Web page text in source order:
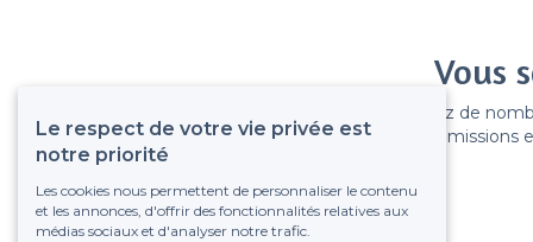
Vous
Gagnez de
Pas de commissions
Le respect de votre vie privée est
notre priorité
Les cookies nous permettent de personnaliser le contenu
et les annonces, d'offrir des fonctionnalités relatives aux
médias sociaux et d'analyser notre trafic.